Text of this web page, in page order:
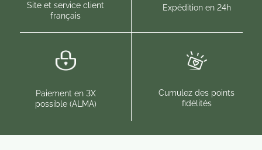
Site et service client
français
Expédition en 24h
Paiement en 3X
possible (ALMA)
Cumulez des points
fidélités